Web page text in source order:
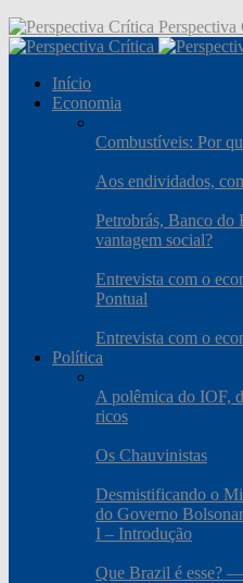
Perspectiva
Início
Economia
Combustíveis: Por
Aos endividados,
Petrobrás, Banco do
vantagem social?
Entrevista com o
Pontual
Entrevista com o
Política
A polêmica do IOF,
ricos
Os Chauvinistas
Desmistificando o
do Governo
I – Introdução
Que Brazil é esse?